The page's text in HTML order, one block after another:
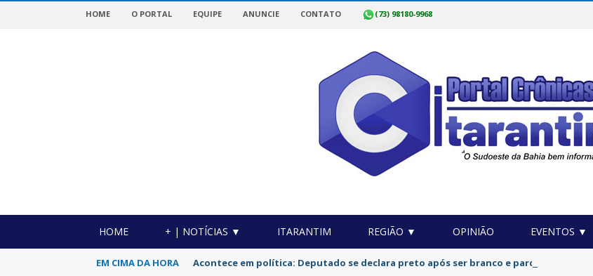
DA REGIÃO!
HOME O PORTAL EQUIPE ANUNCIE CONTATO (73) 98180-9968
HOME + | NOTÍCIAS ▼ ITARANTIM REGIÃO ▼ OPINIÃO EVENTOS ▼
EM CIMA DA HORA Acontece em política: Deputado se declara preto após ser branco e pardo em eleições